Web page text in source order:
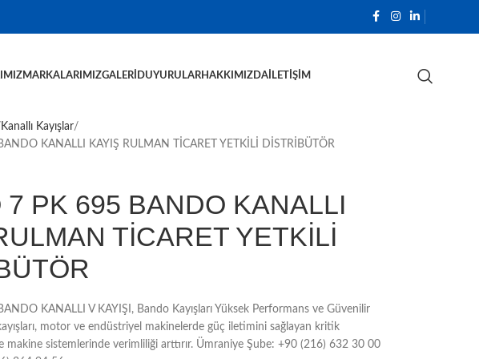
MARKALARIMIZGALERI DUYURULARHAKKIMIZDA İLETIŞIM
Kanallı Kayışlar
KANALLI KAYIŞ RULMAN TİCARET YETKİLİ DİSTRİBÜTÖR
7 PK 695 BANDO KANALLI
TİCARET YETKİLİ
KANALLI V KAYIŞI, Bando Kayışları Yüksek Performans ve Güvenilir
motor ve endüstriyel makinelerde güç iletimini sağlayan kritik
makine sistemlerinde verimliliği arttırır. Ümraniye Şube: +90 (216) 632 30 00